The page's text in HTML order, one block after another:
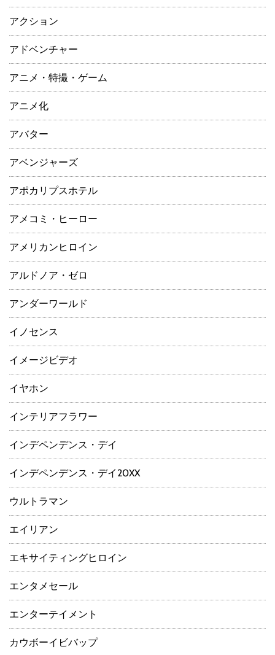
アクション
アドベンチャー
アニメ・特撮・ゲーム
アニメ化
アバター
アベンジャーズ
アポカリプスホテル
アメコミ・ヒーロー
アメリカンヒロイン
アルドノア・ゼロ
アンダーワールド
イノセンス
イメージビデオ
イヤホン
インテリアフラワー
インデペンデンス・デイ
インデペンデンス・デイ20XX
ウルトラマン
エイリアン
エキサイティングヒロイン
エンタメセール
エンターテイメント
カウボーイビバップ